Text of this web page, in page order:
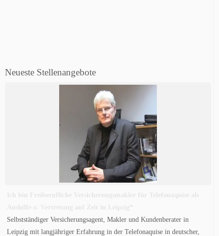
Neueste Stellenangebote
Ich bin Freiberufliche Versicherungsmakler für Telefonaquise als
Aushilfe o. Vertretung auf Zeit in Leipzig*
Selbstständiger Versicherungsagent, Makler und Kundenberater in
Leipzig mit langjähriger Erfahrung in der Telefonaquise in deutscher,